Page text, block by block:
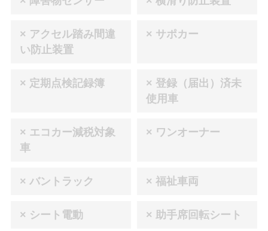
× アクセル踏み間違
い防止装置
× サポカー
× 定期点検記録簿
× 登録（届出）済未
使用車
× エコカー減税対象
車
× ワンオーナー
× バントラック × 福祉車両
× シート電動 × 助手席回転シート